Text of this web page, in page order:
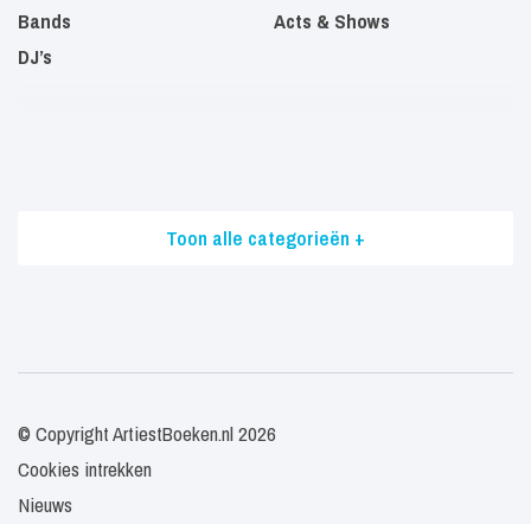
Bands
DJ’s
Acts & Shows
Toon alle categorieën +
© Copyright ArtiestBoeken.nl 2026
Cookies intrekken
Nieuws